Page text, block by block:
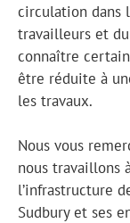
circulation dans
travailleurs et
connaître
être réduite à
les travaux.
Nous vous
nous travaillons
l’infrastructure
Sudbury et ses